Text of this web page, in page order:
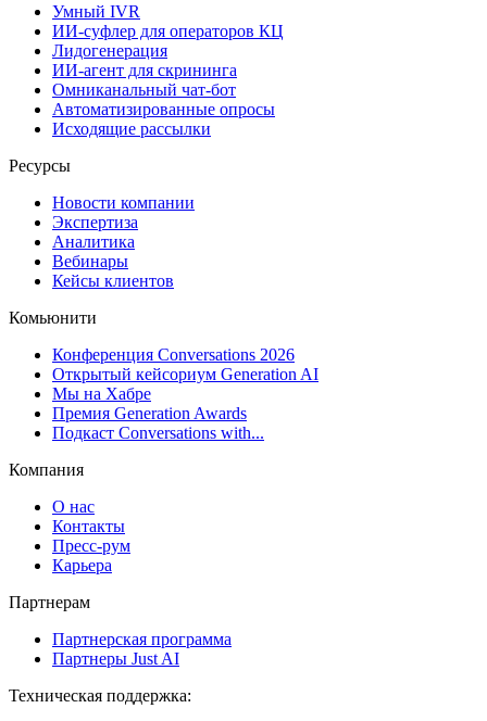
Умный IVR
ИИ-суфлер для операторов КЦ
Лидогенерация
ИИ-агент для скрининга
Омниканальный чат-бот
Автоматизированные опросы
Исходящие рассылки
Ресурсы
Новости компании
Экспертиза
Аналитика
Вебинары
Кейсы клиентов
Комьюнити
Конференция Conversations 2026
Открытый кейсориум Generation AI
Мы на Хабре
Премия Generation Awards
Подкаст Conversations with...
Компания
О нас
Контакты
Пресс-рум
Карьера
Партнерам
Партнерская программа
Партнеры Just AI
Техническая поддержка: